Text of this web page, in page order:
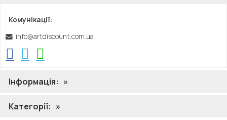
Комунікації:
info@artdiscount.com.ua
Інформація: »
Категорії: »